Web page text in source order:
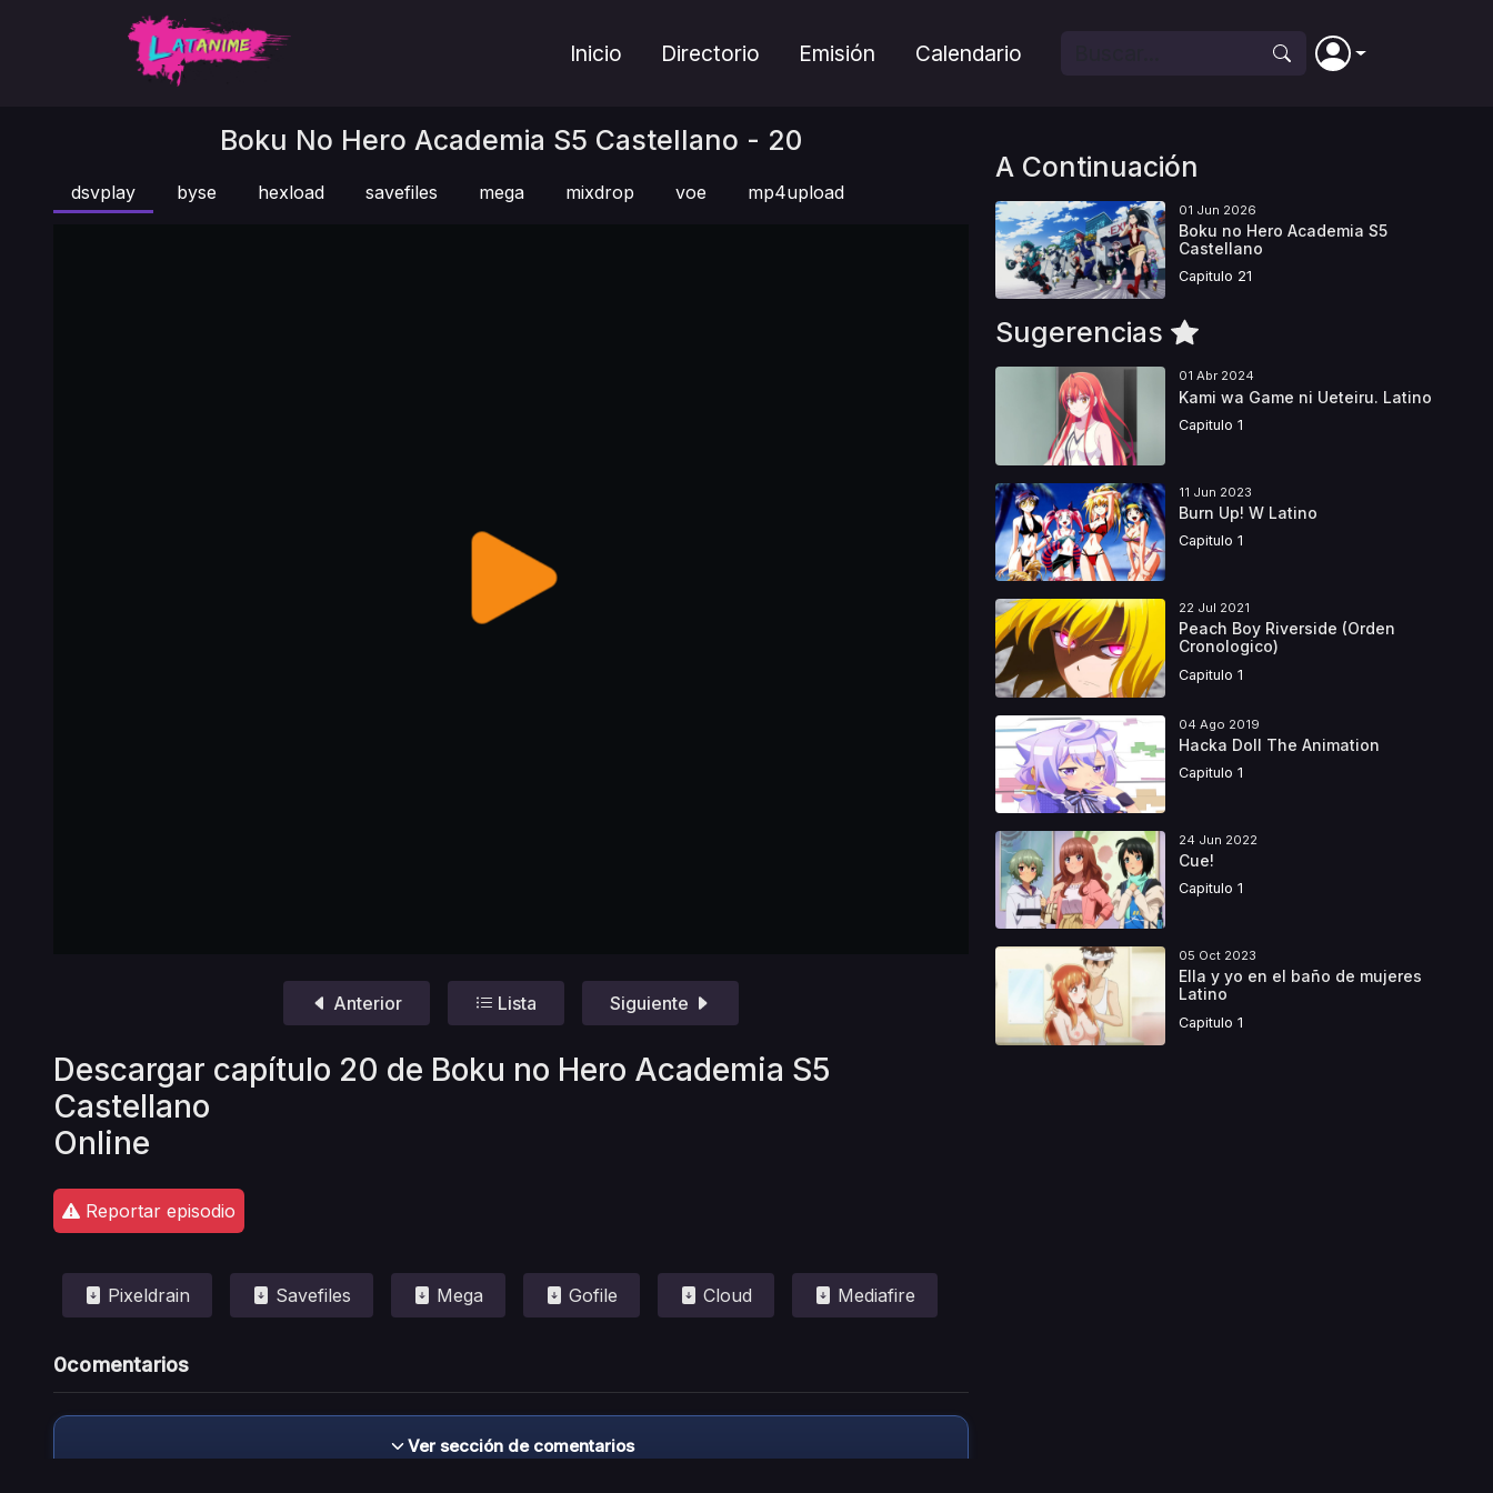
Inicio Directorio Emisión Calendario
Boku No Hero Academia S5 Castellano - 20
dsvplay byse hexload savefiles mega mixdrop voe mp4upload
Anterior Lista Siguiente
Descargar capítulo 20 de Boku no Hero Academia S5
Castellano
Online
Reportar episodio
Pixeldrain Savefiles Mega Gofile Cloud Mediafire
0comentarios
Ver sección de comentarios
A Continuación
01 Jun 2026
Boku no Hero Academia S5
Castellano
Capitulo 21
Sugerencias
01 Abr 2024
Kami wa Game ni Ueteiru. Latino
Capitulo 1
11 Jun 2023
Burn Up! W Latino
Capitulo 1
22 Jul 2021
Peach Boy Riverside (Orden
Cronologico)
Capitulo 1
04 Ago 2019
Hacka Doll The Animation
Capitulo 1
24 Jun 2022
Cue!
Capitulo 1
05 Oct 2023
Ella y yo en el baño de mujeres
Latino
Capitulo 1